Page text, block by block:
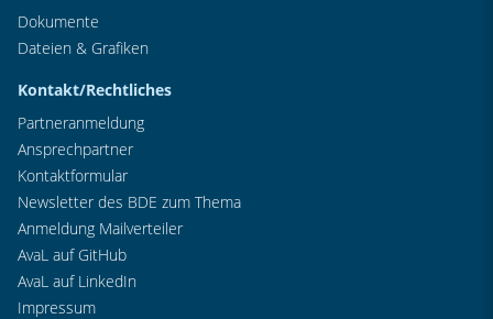
Dokumente
Dateien & Grafiken
Kontakt/Rechtliches
Partneranmeldung
Ansprechpartner
Kontaktformular
Newsletter des BDE zum Thema
Anmeldung Mailverteiler
AvaL auf GitHub
AvaL auf LinkedIn
Impressum